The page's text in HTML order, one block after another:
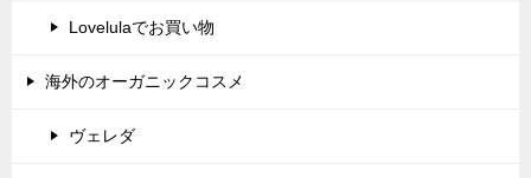
Lovelulaでお買い物
海外のオーガニックコスメ
ヴェレダ